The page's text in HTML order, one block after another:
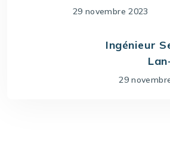
29 novembre 2023
Ingénieur
29